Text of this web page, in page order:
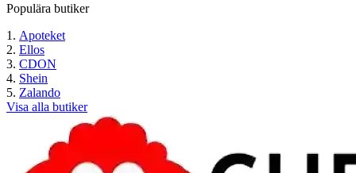
Populära butiker
Apoteket
Ellos
CDON
Shein
Zalando
Visa alla butiker